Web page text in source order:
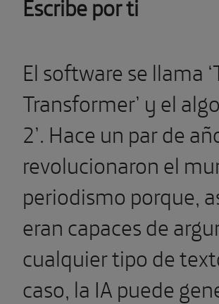
El software se llama
Transformer’ y el
2’. Hace un par de
revolucionaron el
periodismo porque,
eran capaces de
cualquier tipo de
caso, la IA puede